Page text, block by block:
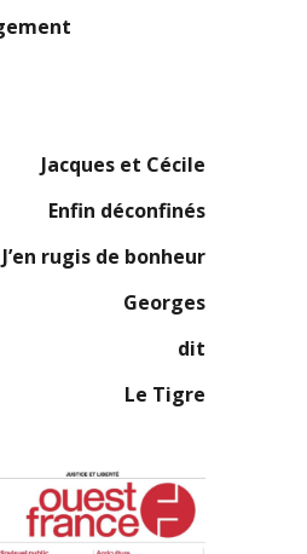
Jacques et Cécile
Enfin déconfinés
J’en rugis de bonheur
Georges
dit
Le Tigre